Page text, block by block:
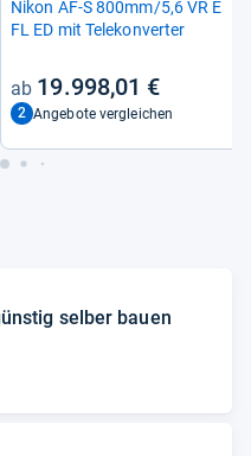
Nikon AF-​S 800mm/5,6 VR E
FL ED mit Tele­kon­ver­ter
19.998,01 €
2 Angebote vergleichen
sel­ber bauen